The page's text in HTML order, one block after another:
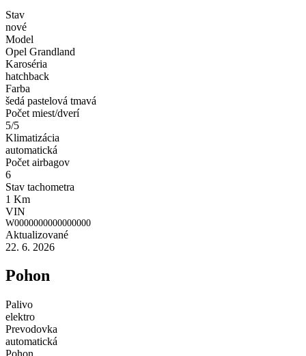
Stav
nové
Model
Opel Grandland
Karoséria
hatchback
Farba
šedá pastelová tmavá
Počet miest/dverí
5/5
Klimatizácia
automatická
Počet airbagov
6
Stav tachometra
1 Km
VIN
W0000000000000000
Aktualizované
22. 6. 2026
Pohon
Palivo
elektro
Prevodovka
automatická